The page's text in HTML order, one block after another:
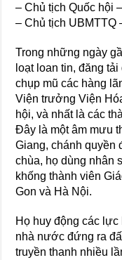
– Chủ tịch Quốc hội
– Chủ tịch UBMTTQ
Trong những ngày
loạt loan tin, đăng
chụp mũ các hàng
Viện trưởng Viện
hội, và nhất là các
Đây là một âm mưu
Giang, chánh quyền
chùa, họ dùng nhân
khống thành viên
Gon và Hà Nội.
Họ huy động các
nhà nước đứng ra
truyền thanh nhiều